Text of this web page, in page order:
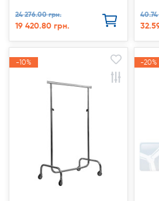
24 276.00 грн.
19 420.80 грн.
40.74
-10%
-10% -20%
-20%